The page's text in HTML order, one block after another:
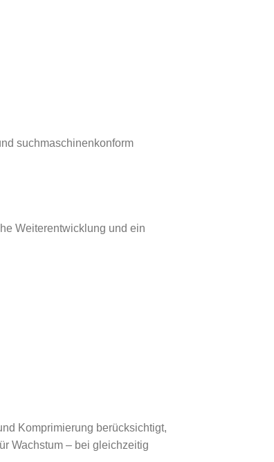
suchmaschinenkonform
Weiterentwicklung und ein
Komprimierung berücksichtigt,
Wachstum – bei gleichzeitig